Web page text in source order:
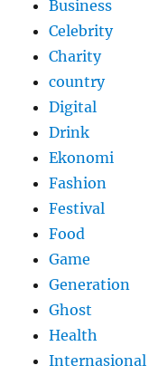
Business
Celebrity
Charity
country
Digital
Drink
Ekonomi
Fashion
Festival
Food
Game
Generation
Ghost
Health
Internasional